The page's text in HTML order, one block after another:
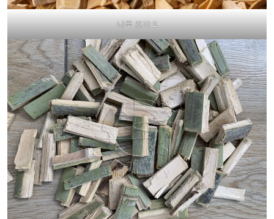
나무 조각 2